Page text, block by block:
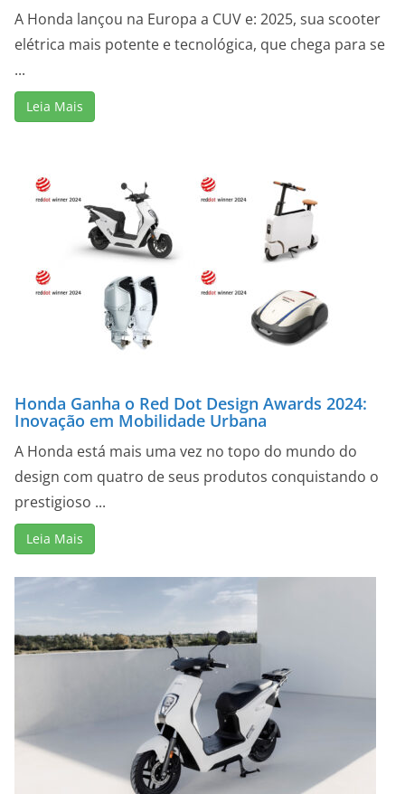
A Honda lançou na Europa a CUV e: 2025, sua scooter
elétrica mais potente e tecnológica, que chega para se
...
Leia Mais
Honda Ganha o Red Dot Design Awards 2024:
Inovação em Mobilidade Urbana
A Honda está mais uma vez no topo do mundo do
design com quatro de seus produtos conquistando o
prestigioso ...
Leia Mais